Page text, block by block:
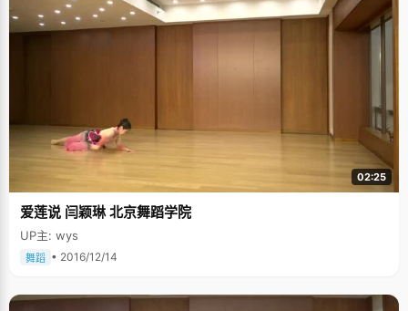
02:25
爱莲说 闫颖琳 北京舞蹈学院
UP主: wys
舞蹈 • 2016/12/14